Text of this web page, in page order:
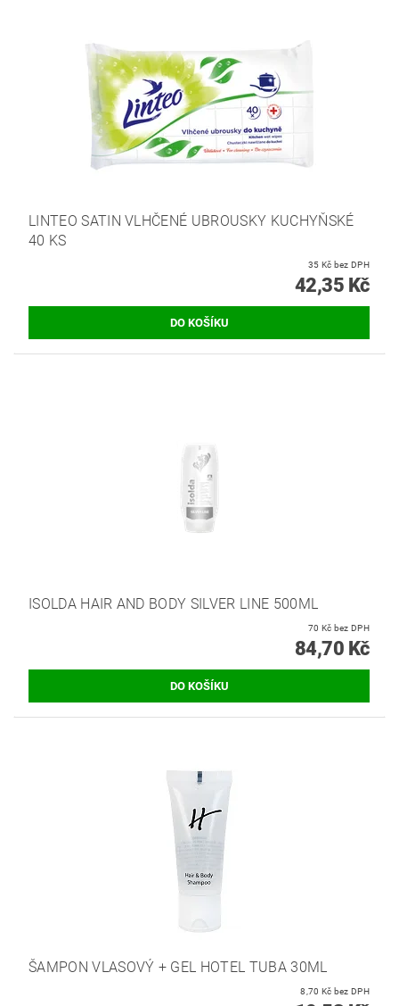
LINTEO SATIN VLHČENÉ UBROUSKY KUCHYŇSKÉ
40 KS
35 Kč bez DPH
42,35 Kč
ISOLDA HAIR AND BODY SILVER LINE 500ML
70 Kč bez DPH
84,70 Kč
ŠAMPON VLASOVÝ + GEL HOTEL TUBA 30ML
8,70 Kč bez DPH